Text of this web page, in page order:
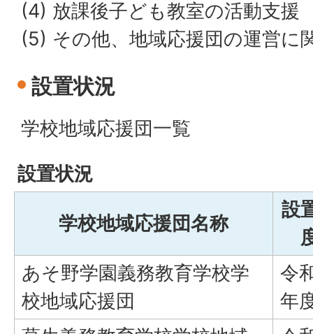
(4) 放課後子ども教室の活動支援
(5) その他、地域応援団の運営に
設置状況
学校地域応援団一覧
設置状況
学校地域応援団名称
設
あそ野学園義務教育学校学
校地域応援団
令
年